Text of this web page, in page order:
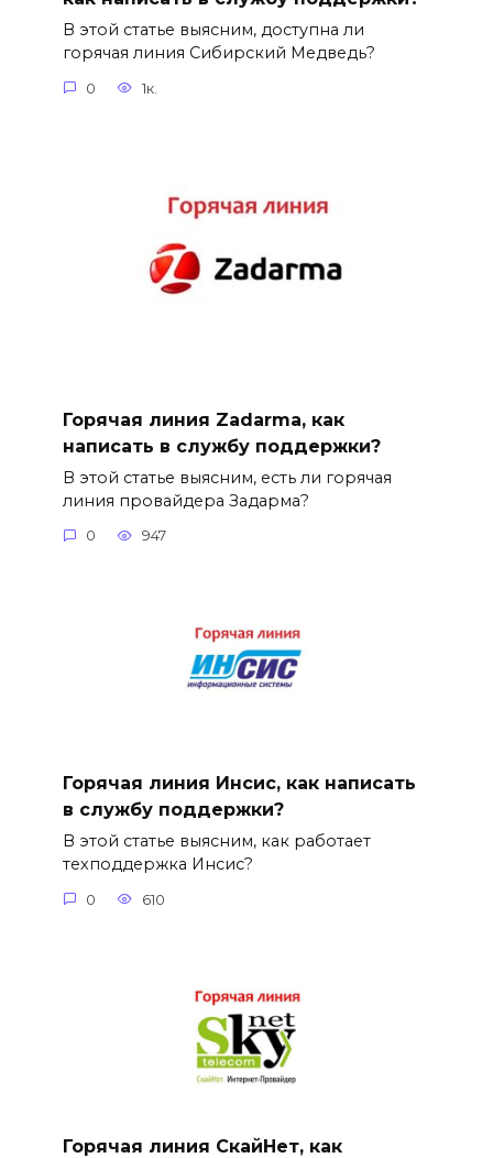
В этой статье выясним, доступна ли
горячая линия Сибирский Медведь?
0 1к.
Горячая линия Zadarma, как
написать в службу поддержки?
В этой статье выясним, есть ли горячая
линия провайдера Задарма?
0 947
Горячая линия Инсис, как написать
в службу поддержки?
В этой статье выясним, как работает
техподдержка Инсис?
0 610
Горячая линия СкайНет, как